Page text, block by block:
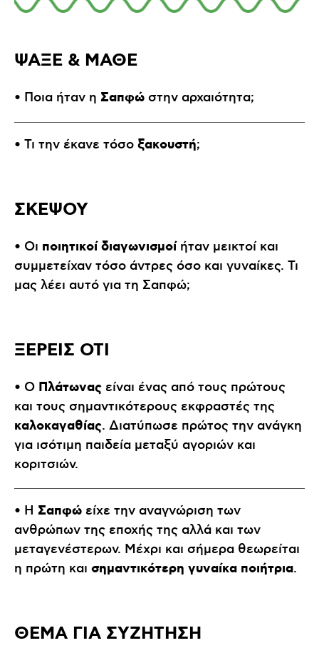
ΨΑΞΕ & ΜΑΘΕ
• Ποια ήταν η Σαπφώ στην αρχαιότητα;
• Τι την έκανε τόσο ξακουστή;
ΣΚΕΨΟΥ
• Οι ποιητικοί διαγωνισμοίήταν μεικτοί και
συμμετείχαν τόσο άντρες όσο και γυναίκες. Τι
μας λέει αυτό για τη Σαπφώ;
ΞΕΡΕΙΣ ΟΤΙ
• Ο Πλάτωνας είναι ένας από τους πρώτους
και τους σημαντικότερους εκφραστές της
καλοκαγαθίας. Διατύπωσε πρώτος την ανάγκη
για ισότιμη παιδεία μεταξύ αγοριών και
κοριτσιών.
• Η Σαπφώ είχε την αναγνώριση των
ανθρώπων της εποχής της αλλά και των
μεταγενέστερων. Μέχρι και σήμερα θεωρείται
η πρώτη και σημαντικότερη γυναίκα ποιήτρια.
ΘΕΜΑ ΓΙΑ ΣΥΖΗΤΗΣΗ